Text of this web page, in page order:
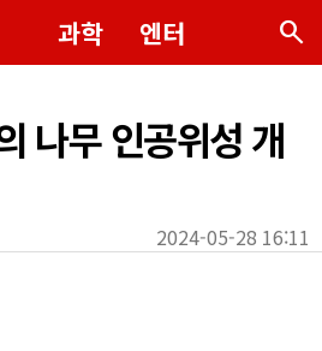
과학 엔터 search
나무 인공위성 개
2024-05-28 16:11